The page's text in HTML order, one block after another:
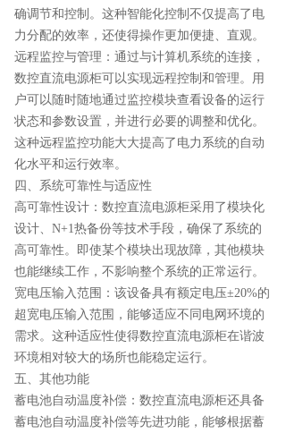
确调节和控制。这种智能化控制不仅提高了电
力分配的效率，还使得操作更加便捷、直观。
远程监控与管理：通过与计算机系统的连接，
数控直流电源柜可以实现远程控制和管理。用
户可以随时随地通过监控模块查看设备的运行
状态和参数设置，并进行必要的调整和优化。
这种远程监控功能大大提高了电力系统的自动
化水平和运行效率。
四、系统可靠性与适应性
高可靠性设计：数控直流电源柜采用了模块化
设计、N+1热备份等技术手段，确保了系统的
高可靠性。即使某个模块出现故障，其他模块
也能继续工作，不影响整个系统的正常运行。
宽电压输入范围：该设备具有额定电压±20%的
超宽电压输入范围，能够适应不同电网环境的
需求。这种适应性使得数控直流电源柜在谐波
环境相对较大的场所也能稳定运行。
五、其他功能
蓄电池自动温度补偿：数控直流电源柜还具备
蓄电池自动温度补偿等先进功能，能够根据蓄